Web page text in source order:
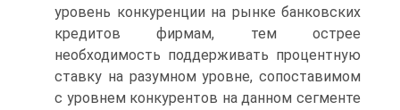
уровень конкуренции на рынке банковских
кредитов фирмам, тем острее
необходимость поддерживать процентную
ставку на разумном уровне, сопоставимом
с уровнем конкурентов на данном сегменте